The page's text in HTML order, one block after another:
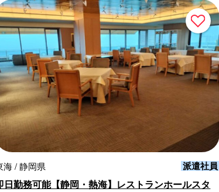
海 / 静岡県 派遣社員
日勤務可能【静岡・熱海】レストランホールスタ